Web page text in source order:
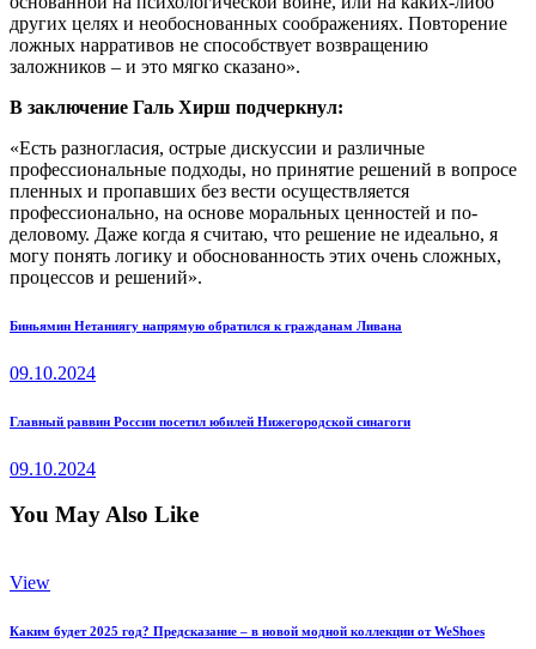
других целях и необоснованных соображениях. Повторение
ложных нарративов не способствует возвращению
заложников – и это мягко сказано».
В заключение Галь Хирш подчеркнул:
«Есть разногласия, острые дискуссии и различные
профессиональные подходы, но принятие решений в вопросе
пленных и пропавших без вести осуществляется
профессионально, на основе моральных ценностей и по-
деловому. Даже когда я считаю, что решение не идеально, я
могу понять логику и обоснованность этих очень сложных,
процессов и решений».
Навигация
по
Previous
Биньямин Нетаниягу напрямую обратился к гражданам Ливана
09.10.2024
Next
Главный раввин России посетил юбилей Нижегородской синагоги
09.10.2024
You May Also Like
View
Каким будет 2025 год? Предсказание – в новой модной коллекции от WeShoes